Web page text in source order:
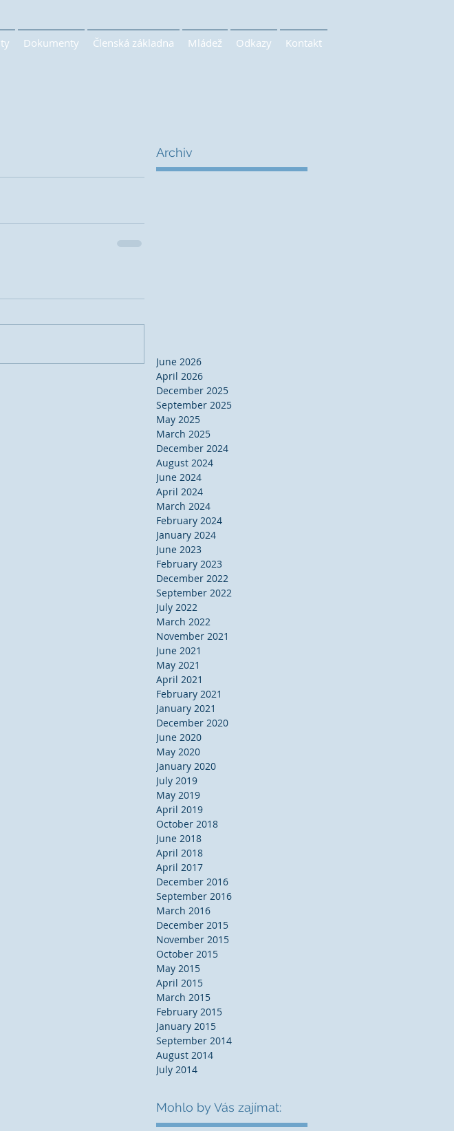
Dokumenty Členská základna Mládež Odkazy Kontakt
Archiv
June 2026
April 2026
December 2025
September 2025
May 2025
March 2025
December 2024
August 2024
June 2024
April 2024
March 2024
February 2024
January 2024
June 2023
February 2023
December 2022
September 2022
July 2022
March 2022
November 2021
June 2021
May 2021
April 2021
February 2021
January 2021
December 2020
June 2020
May 2020
January 2020
July 2019
May 2019
April 2019
October 2018
June 2018
April 2018
April 2017
December 2016
September 2016
March 2016
December 2015
November 2015
October 2015
May 2015
April 2015
March 2015
February 2015
January 2015
September 2014
August 2014
July 2014
Mohlo by Vás zajímat: